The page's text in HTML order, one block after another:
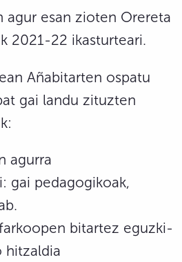
agur esan zioten Orereta
2021-22 ikasturteari.
Añabitarten ospatu
gai landu zituzten
agurra
gai pedagogikoak,
bitartez eguzki-
hitzaldia